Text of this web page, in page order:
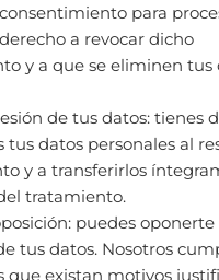
para
a revocar dicho
y a que se eliminen tus
de tus datos: tienes
tus datos personales al
y a transferirlos
tratamiento.
puedes oponerte
tus datos. Nosotros
que existan motivos